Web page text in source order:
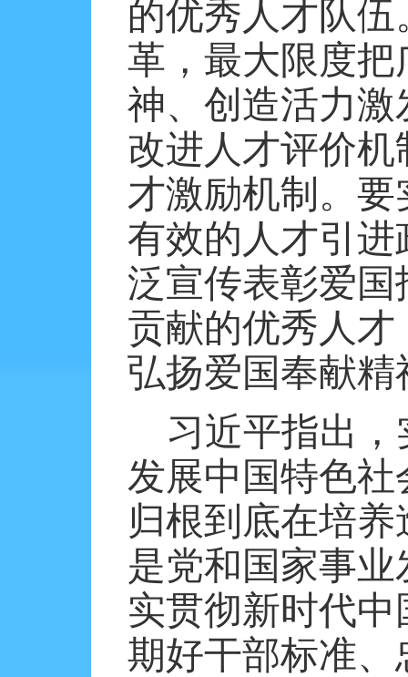
的优秀人才队
革，最大限度
神、创造活力
改进人才评价
才激励机制。
有效的人才引
泛宣传表彰爱
贡献的优秀人
弘扬爱国奉献精
习近平指出
发展中国特色
归根到底在培
是党和国家事
实贯彻新时代
期好干部标准